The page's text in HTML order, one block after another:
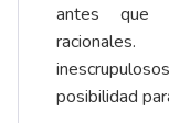
antes que
posibilidad